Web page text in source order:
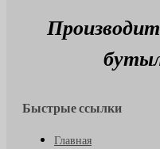
Быстрые ссылки
Главная